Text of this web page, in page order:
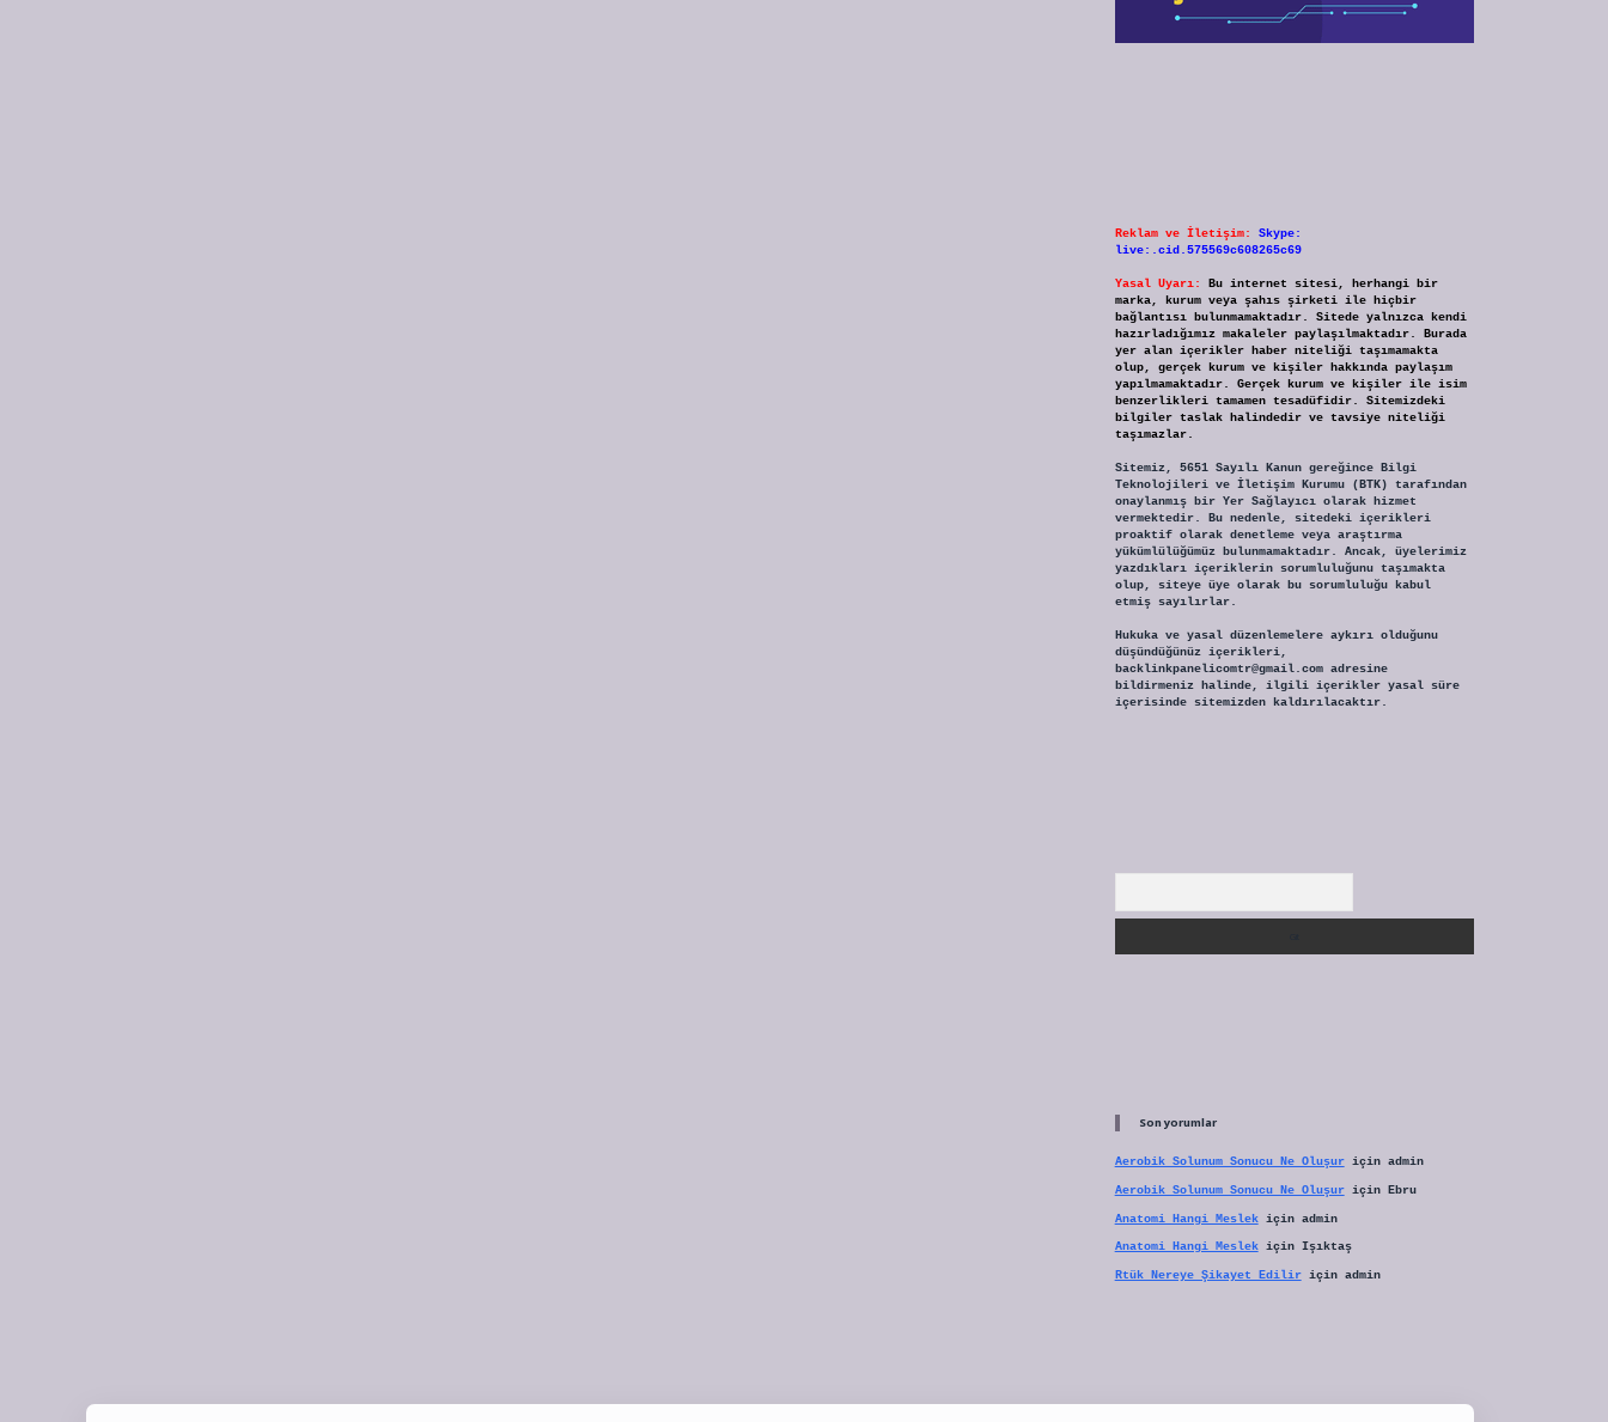
Reklam ve İletişim:
Skype:
live:.cid.575569c608265c69
Yasal Uyarı:
Bu internet sitesi, herhangi bir
marka, kurum veya şahıs şirketi ile hiçbir
bağlantısı bulunmamaktadır. Sitede yalnızca kendi
hazırladığımız makaleler paylaşılmaktadır. Burada
yer alan içerikler haber niteliği taşımamakta
olup, gerçek kurum ve kişiler hakkında paylaşım
yapılmamaktadır. Gerçek kurum ve kişiler ile isim
benzerlikleri tamamen tesadüfidir. Sitemizdeki
bilgiler taslak halindedir ve tavsiye niteliği
taşımazlar.
Sitemiz, 5651 Sayılı Kanun gereğince Bilgi
Teknolojileri ve İletişim Kurumu (BTK) tarafından
onaylanmış bir Yer Sağlayıcı olarak hizmet
vermektedir. Bu nedenle, sitedeki içerikleri
proaktif olarak denetleme veya araştırma
yükümlülüğümüz bulunmamaktadır. Ancak, üyelerimiz
yazdıkları içeriklerin sorumluluğunu taşımakta
olup, siteye üye olarak bu sorumluluğu kabul
etmiş sayılırlar.
Hukuka ve yasal düzenlemelere aykırı olduğunu
düşündüğünüz içerikleri,
backlinkpanelicomtr@gmail.comadresine
bildirmeniz halinde, ilgili içerikler yasal süre
içerisinde sitemizden kaldırılacaktır.
Son yorumlar
Aerobik Solunum Sonucu Ne Oluşuriçin admin
Aerobik Solunum Sonucu Ne Oluşuriçin Ebru
Anatomi Hangi Meslekiçin admin
Anatomi Hangi Meslekiçin Işıktaş
Rtük Nereye Şikayet Ediliriçin admin